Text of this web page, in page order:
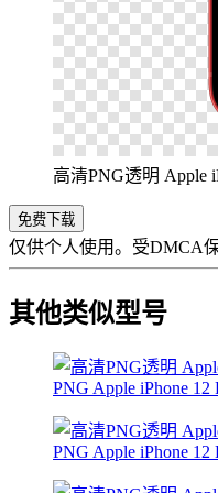
高清PNG透明 Apple
免费下载
仅供个人使用。受DMCA
其他类似型号
PNG Apple iPhone 12
PNG Apple iPhone 12